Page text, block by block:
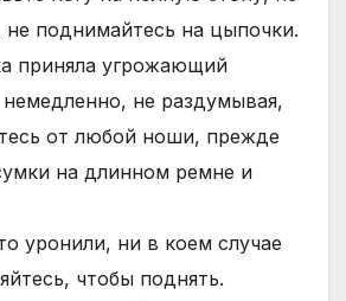
не поднимайтесь на цыпочки.
приняла угрожающий
немедленно, не раздумывая,
от любой ноши, прежде
на длинном ремне и
уронили, ни в коем случае
чтобы поднять.